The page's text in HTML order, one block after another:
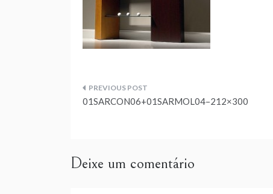
Navegação
01SARCON06+01SARMOL04–212×300
Deixe um comentário